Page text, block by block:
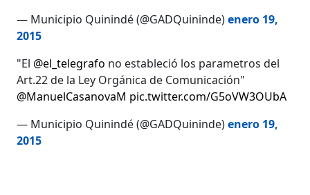
— Municipio Quinindé (@GADQuininde)enero 19,
2015
"El @el_telegrafo no estableció los parametros del
Art.22 de la Ley Orgánica de Comunicación"
@ManuelCasanovaM pic.twitter.com/G5oVW3OUbA
— Municipio Quinindé (@GADQuininde)enero 19,
2015